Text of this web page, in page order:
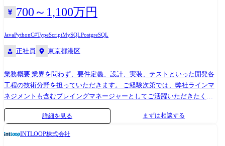
700～1,100万円
JavaPythonC#TypeScriptMySQLPostgreSQL
正社員 東京都港区
業務概要 業界を問わず、要件定義、設計、実装、テストといった開発各
工程の技術分野を担っていただきます。 ご経験次第では、弊社ラインマ
ネジメントも含むプレイングマネージャーとしてご活躍いただきたく考
えております。 職種としては下記の様な業務系SE/クラウド/QAコンサル
タントといった枠でご案内いたします。 上流工程やプロジェクト推進
詳細を見る まずは相談する
INTLOOP株式会社